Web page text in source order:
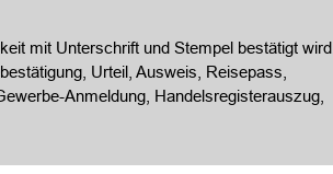
mit Unterschrift und Stempel bestätigt wird.
Urteil, Ausweis, Reisepass,
Anmeldung, Handelsregisterauszug,